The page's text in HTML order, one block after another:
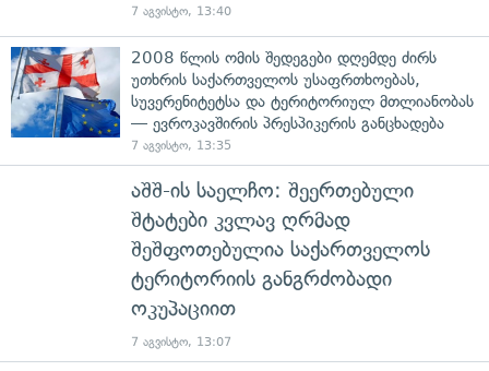
7 აგვისტო, 13:40
2008 წლის ომის შედეგები დღემდე ძირს
უთხრის საქართველოს უსაფრთხოებას,
სუვერენიტეტსა და ტერიტორიულ მთლიანობას
— ევროკავშირის პრესპიკერის განცხადება
7 აგვისტო, 13:35
აშშ-ის საელჩო: შეერთებული
შტატები კვლავ ღრმად
შეშფოთებულია საქართველოს
ტერიტორიის განგრძობადი
ოკუპაციით
7 აგვისტო, 13:07